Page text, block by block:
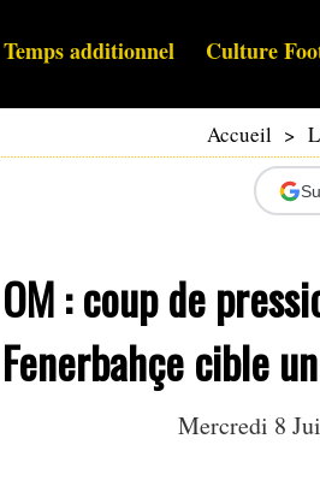
Temps additionnel Culture
Accueil >
OM : coup de
Fenerbahçe cible
Mercredi 8